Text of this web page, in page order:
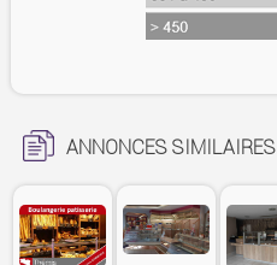
ANNONCES SIMILAIRES